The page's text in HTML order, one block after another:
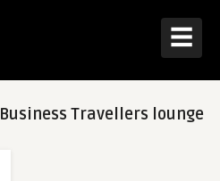
☰
Business Travellers lounge